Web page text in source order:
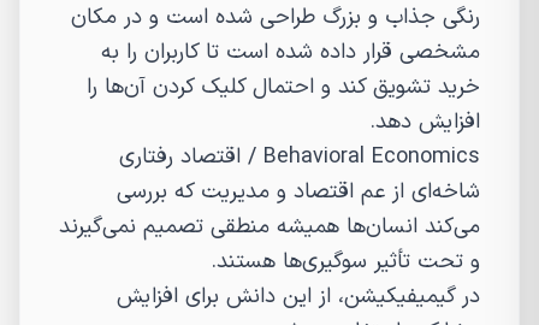
رنگی جذاب و بزرگ طراحی شده است و در مکان
مشخصی قرار داده شده است تا کاربران را به
خرید تشویق کند و احتمال کلیک کردن آن‌ها را
افزایش دهد.
Behavioral Economics
/ اقتصاد رفتاری
شاخه‌ای از عم اقتصاد و مدیریت که بررسی
می‌کند انسان‌ها همیشه منطقی تصمیم نمی‌گیرند
و تحت تأثیر سوگیری‌ها هستند.
در گیمیفیکیشن، از این دانش برای افزایش